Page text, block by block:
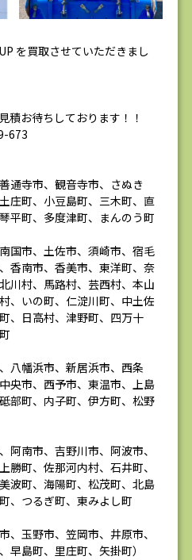
を買取させていただきまし
積お待ちしております！！
673
通寺市、観音寺市、さぬき
庄町、小豆島町、三木町、直
平町、多度津町、まんのう町
国市、土佐市、須崎市、宿毛
香南市、香美市、東洋町、奈
川村、馬路村、芸西村、本山
、いの町、仁淀川町、中土佐
、日高村、津野町、四万十
八幡浜市、新居浜市、西条
央市、西予市、東温市、上島
部町、内子町、伊方町、松野
阿南市、吉野川市、阿波市、
勝町、佐那河内村、石井町、
波町、海陽町、松茂町、北島
、つるぎ町、東みよし町
、玉野市、笠岡市、井原市、
早島町、里庄町、矢掛町）